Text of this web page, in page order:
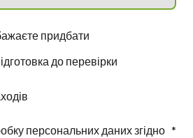
придбати
до перевірки
персональних даних згідно *